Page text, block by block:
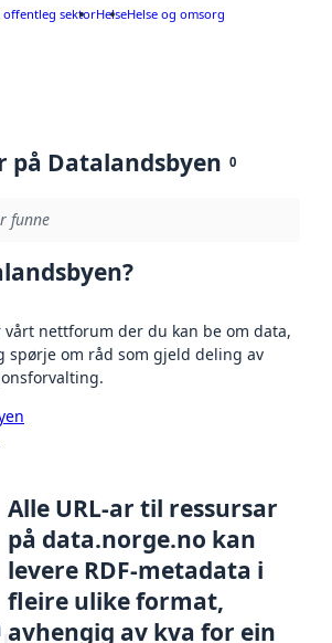
sektorHelseHelse og omsorg
på Datalandsbyen 0
funne
vårt nettforum der du kan be om data,
spørje om råd som gjeld deling av
Alle URL-ar til ressursar
på data.norge.no kan
levere RDF-metadata i
fleire ulike format,
avhengig av kva for ein